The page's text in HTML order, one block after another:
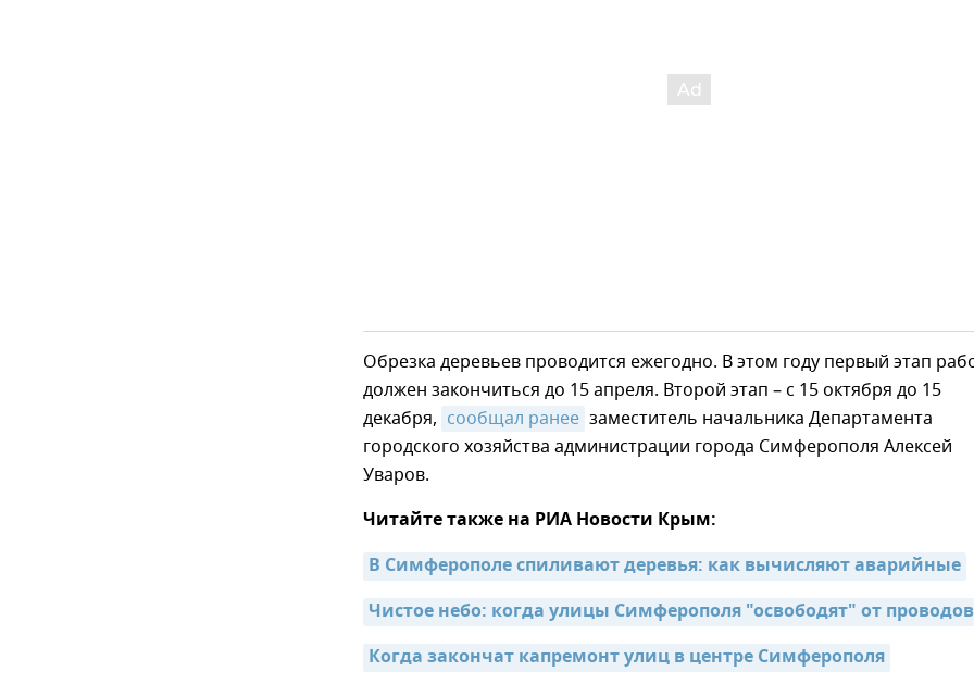
Обрезка деревьев проводится ежегодно. В этом году первый этап
должен закончиться до 15 апреля. Второй этап – с 15 октября до 15
декабря, сообщал ранее заместитель начальника Департамента
городского хозяйства администрации города Симферополя Алексей
Уваров.
Читайте также на РИА Новости Крым:
В Симферополе спиливают деревья: как вычисляют аварийные
Чистое небо: когда улицы Симферополя "освободят" от проводов
Когда закончат капремонт улиц в центре Симферополя